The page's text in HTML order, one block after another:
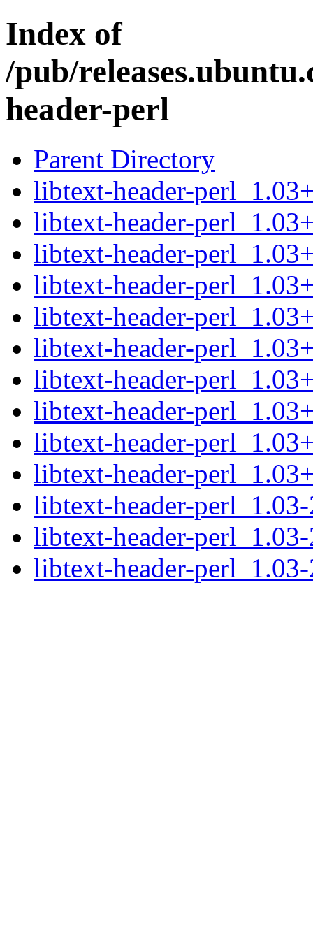
Index of
/pub/
header-perl
Parent Directory
libtext-header-
libtext-header-
libtext-header-
libtext-header-
libtext-header-
libtext-header-
libtext-header-
libtext-header-
libtext-header-
libtext-header-
libtext-header-
libtext-header-
libtext-header-